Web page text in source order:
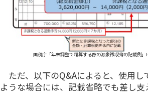
国税庁「年末調整で精算する際の源泉徴収簿の記
ただ、以下のQ&Aによると、使用
ような場合には、記載省略でも差し支